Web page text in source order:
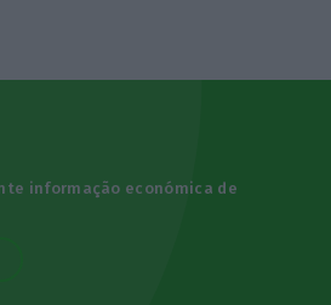
informação económica de